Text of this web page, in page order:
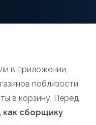
в приложении,
поблизости.
в корзину. Перед
как сборщику